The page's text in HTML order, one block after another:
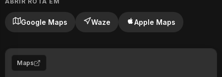
Google Maps Waze Apple Maps
Maps